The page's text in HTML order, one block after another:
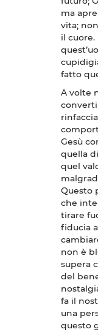
ma
vita;
il
fatto
A volte
Gesù
quella
quel
Questo
che
tirare
fiducia
non è
supera
del
fa il
una
questo